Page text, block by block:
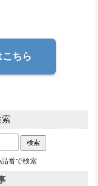
ちら
番で検索